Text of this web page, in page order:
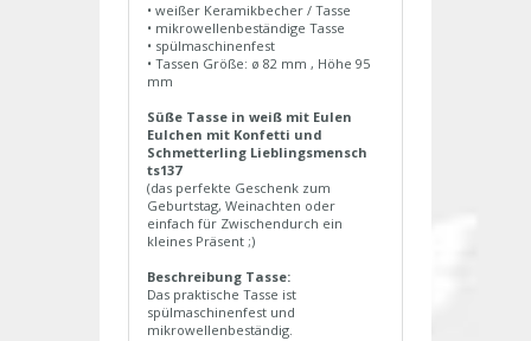
• weißer Keramikbecher / Tasse
• mikrowellenbeständige Tasse
• spülmaschinenfest
• Tassen Größe: ø 82 mm , Höhe 95
mm
Süße Tasse in weiß mit Eulen
Eulchen mit Konfetti und
Schmetterling Lieblingsmensch
ts137
(das perfekte Geschenk zum
Geburtstag, Weinachten oder
einfach für Zwischendurch ein
kleines Präsent ;)
Beschreibung Tasse:
Das praktische Tasse ist
spülmaschinenfest und
mikrowellenbeständig.